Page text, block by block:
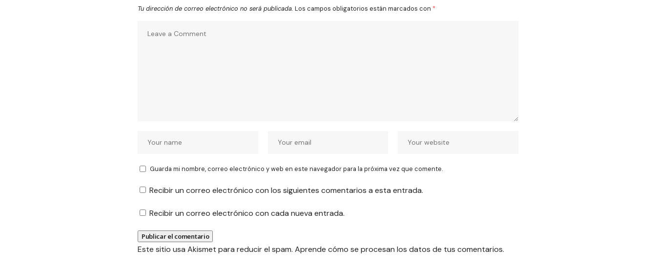
Tu dirección de correo electrónico no será publicada. Los campos obligatorios están marcados con *
Guarda mi nombre, correo electrónico y web en este navegador para la próxima vez que comente.
Recibir un correo electrónico con los siguientes comentarios a esta entrada.
Recibir un correo electrónico con cada nueva entrada.
Este sitio usa Akismet para reducir el spam. Aprende cómo se procesan los datos de tus comentarios.